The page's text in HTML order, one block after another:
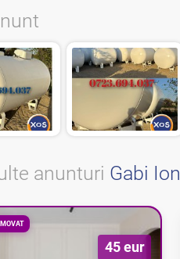
anunturi Gabi Ion
45 eur